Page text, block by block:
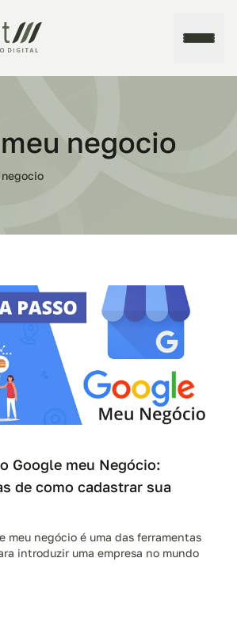
Sobre
Blog
Fale conosco
negocio
Google meu Negócio:
de como cadastrar sua
meu negócio é uma das ferramentas
introduzir uma empresa no mundo